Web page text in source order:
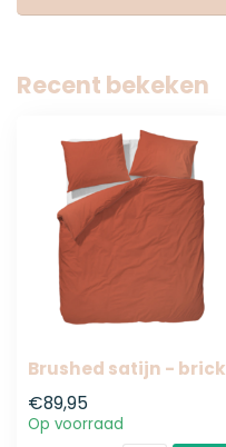
Recent bekeken
Brushed satijn - brick
€89,95
Op voorraad